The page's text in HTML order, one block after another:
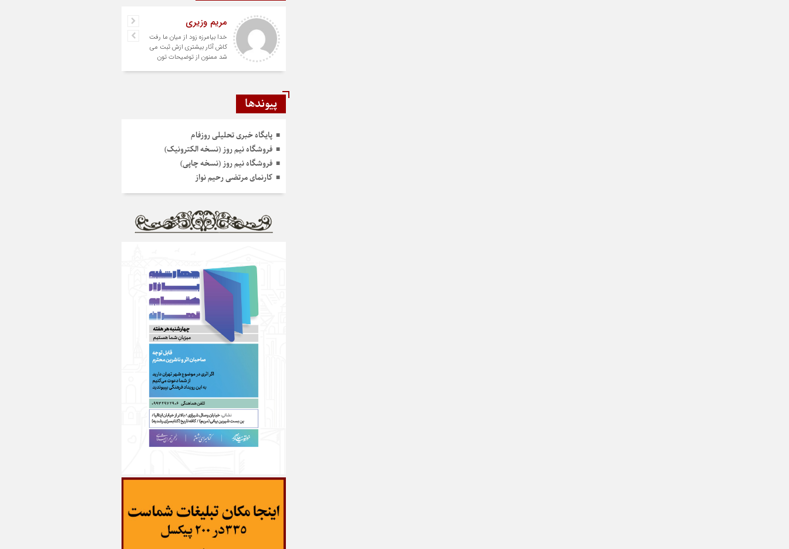
مریم وزیری
خدا بیامرزه زود از میان ما رفت
کاش آثار بیشتری ازش ثبت می
شد ممنون از توضیحات تون
پیوندها
پایگاه خبری تحلیلی روزفام
فروشگاه نیم روز (نسخه الکترونیک)
فروشگاه نیم روز (نسخه چاپی)
کارنمای مرتضی رحیم نواز